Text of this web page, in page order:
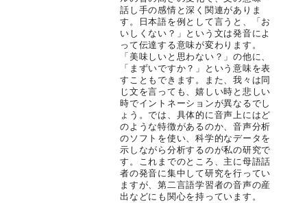
話し手の感情と深く関連がありま
す。日本語を例として言うと、「お
いしくない？」という文は発音によ
って伝達する意味が変わります。
「美味しいと思わない？」の他に、
「まずいですか？」という意味を表
すこともできます。また、我々は同
じ文を言っても、嬉しい時と悲しい
時でイントネーションが異なるでし
ょう。では、具体的に音声上にはど
のような特徴があるのか、音声分析
のソフトを使い、科学的なデータを
示しながら分析するのが私の研究で
す。これまでのところ、主に母語話
者の発音に集中して研究を行ってい
ますが、第二言語学習者の音声の産
出などにも関心を持っています。